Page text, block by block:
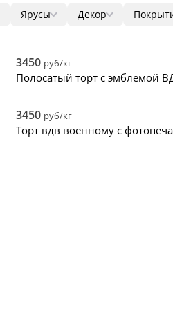
Ярусы
3
Декор
надпись
голый
3450 руб/кг
Полосатый торт с эмблемой
3450 руб/кг
Торт вдв военному с